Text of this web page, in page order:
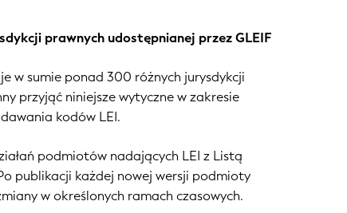
prawnych udostępnianej przez GLEIF
w sumie ponad 300 różnych jurysdykcji
przyjąć niniejsze wytyczne w zakresie
kodów LEI.
podmiotów nadających LEI z Listą
publikacji każdej nowej wersji podmioty
w określonych ramach czasowych.